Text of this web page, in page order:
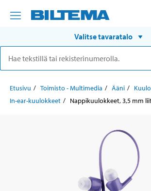
Valitse tavaratalo
Etusivu Toimisto - Multimedia Ääni
In-ear-kuulokkeet
Nappikuulokkeet, 3,5 mm